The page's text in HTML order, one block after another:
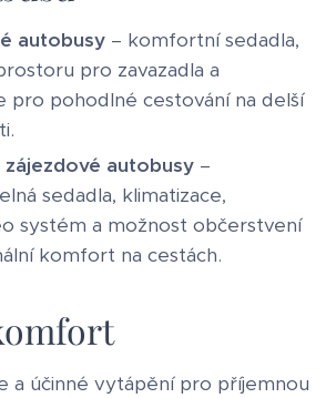
autobusy – komfortní sedadla,
pro zavazadla a
pro pohodlné cestování na delší
zájezdové autobusy –
sedadla, klimatizace,
systém a možnost občerstvení
komfort na cestách.
a účinné vytápění pro příjemnou